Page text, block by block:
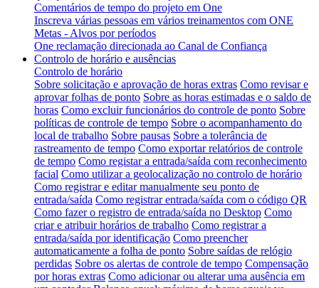
Comentários de tempo do projeto em One
Inscreva várias pessoas em vários treinamentos com ONE
Metas - Alvos por períodos
One reclamação direcionada ao Canal de Confiança
Controlo de horário e ausências
Controlo de horário
Sobre solicitação e aprovação de horas extras Como revisar e
aprovar folhas de ponto Sobre as horas estimadas e o saldo de
horas Como excluir funcionários do controle de ponto Sobre
políticas de controle de tempo Sobre o acompanhamento do
local de trabalho Sobre pausas Sobre a tolerância de
rastreamento de tempo Como exportar relatórios de controle
de tempo Como registar a entrada/saída com reconhecimento
facial Como utilizar a geolocalização no controlo de horário
Como registrar e editar manualmente seu ponto de
entrada/saída Como registrar entrada/saída com o código QR
Como fazer o registro de entrada/saída no Desktop Como
criar e atribuir horários de trabalho Como registrar a
entrada/saída por identificação Como preencher
automaticamente a folha de ponto Sobre saídas de relógio
perdidas Sobre os alertas de controle de tempo Compensação
por horas extras Como adicionar ou alterar uma ausência em